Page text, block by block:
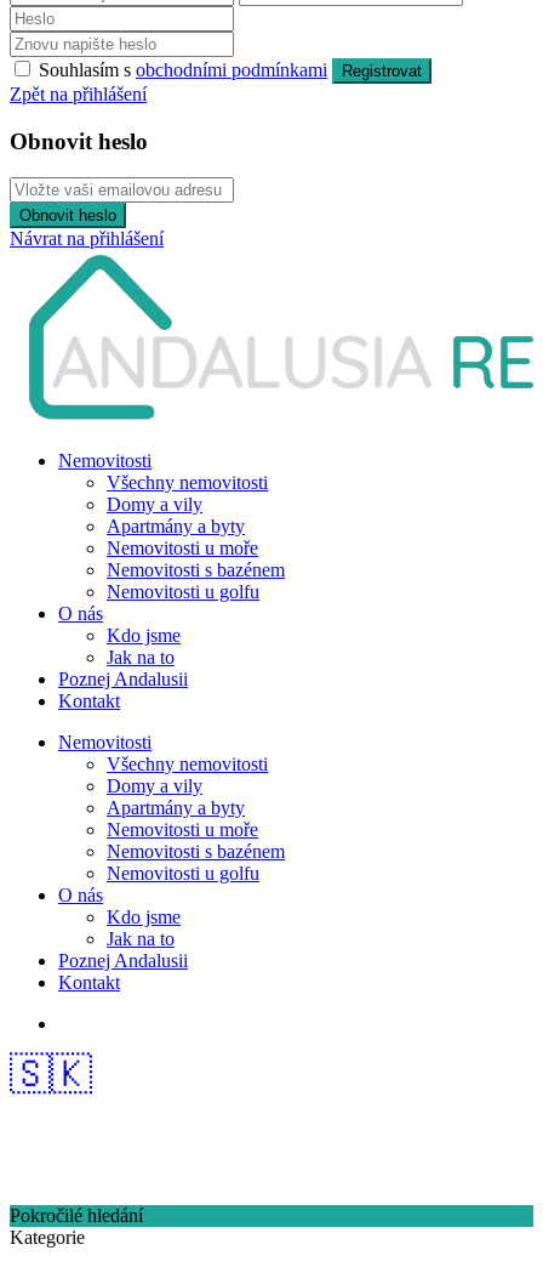
Souhlasím s obchodními podmínkami Registrovat
Zpět na přihlášení
Obnovit heslo
Obnovit heslo
Návrat na přihlášení
Nemovitosti
Všechny nemovitosti
Domy a vily
Apartmány a byty
Nemovitosti u moře
Nemovitosti s bazénem
Nemovitosti u golfu
O nás
Kdo jsme
Jak na to
Poznej Andalusii
Kontakt
Nemovitosti
Všechny nemovitosti
Domy a vily
Apartmány a byty
Nemovitosti u moře
Nemovitosti s bazénem
Nemovitosti u golfu
O nás
Kdo jsme
Jak na to
Poznej Andalusii
Kontakt
🇸🇰
Pokročilé hledání
Kategorie